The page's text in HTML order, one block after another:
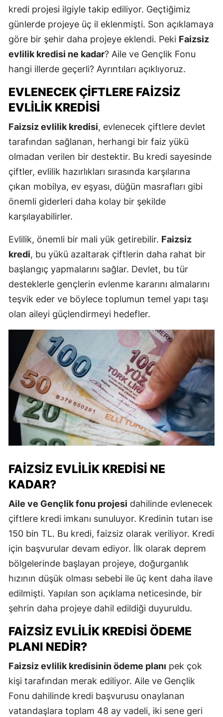
kredi projesi ilgiyle takip ediliyor. Geçtiğimiz
günlerde projeye üç il eklenmişti. Son açıklamaya
göre bir şehir daha projeye eklendi. Peki Faizsiz
evlilik kredisi ne kadar? Aile ve Gençlik Fonu
hangi illerde geçerli? Ayrıntıları açıklıyoruz.
EVLENECEK ÇIFTLERE FAIZSIZ
EVLILIK KREDISI
Faizsiz evlilik kredisi, evlenecek çiftlere devlet
tarafından sağlanan, herhangi bir faiz yükü
olmadan verilen bir destektir. Bu kredi sayesinde
çiftler, evlilik hazırlıkları sırasında karşılarına
çıkan mobilya, ev eşyası, düğün masrafları gibi
önemli giderleri daha kolay bir şekilde
karşılayabilirler.
Evlilik, önemli bir mali yük getirebilir. Faizsiz
kredi, bu yükü azaltarak çiftlerin daha rahat bir
başlangıç yapmalarını sağlar. Devlet, bu tür
desteklerle gençlerin evlenme kararını almalarını
teşvik eder ve böylece toplumun temel yapı taşı
olan aileyi güçlendirmeyi hedefler.
FAIZSIZ EVLILIK KREDISI NE
KADAR?
Aile ve Gençlik fonu projesi dahilinde evlenecek
çiftlere kredi imkanı sunuluyor. Kredinin tutarı ise
150 bin TL. Bu kredi, faizsiz olarak veriliyor. Kredi
için başvurular devam ediyor. İlk olarak deprem
bölgelerinde başlayan projeye, doğurganlık
hızının düşük olması sebebi ile üç kent daha ilave
edilmişti. Yapılan son açıklama neticesinde, bir
şehrin daha projeye dahil edildiği duyuruldu.
FAIZSIZ EVLILIK KREDISI ÖDEME
PLANI NEDIR?
Faizsiz evlilik kredisinin ödeme planı pek çok
kişi tarafından merak ediliyor. Aile ve Gençlik
Fonu dahilinde kredi başvurusu onaylanan
vatandaşlara toplam 48 ay vadeli, iki sene geri